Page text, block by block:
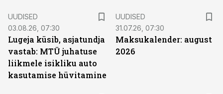
UUDISED
03.08.26, 07:30
Lugeja küsib, asjatundja
vastab: MTÜ juhatuse
liikmele isikliku auto
kasutamise hüvitamine
UUDISED
31.07.26, 07:30
Maksukalender: august
2026